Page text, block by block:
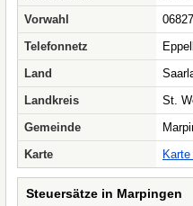
Vorwahl
Telefonnetz
Land
Landkreis
St.
Gemeinde
Karte
Steuersätze in Marpingen